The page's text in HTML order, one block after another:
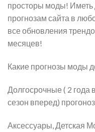
просторы моды! Иметь
прогнозам сайта в
все обновления
месяцев!
Какие прогнозы моды
Долгосрочные ( 2 года
сезон вперед)
Аксессуары, Детская